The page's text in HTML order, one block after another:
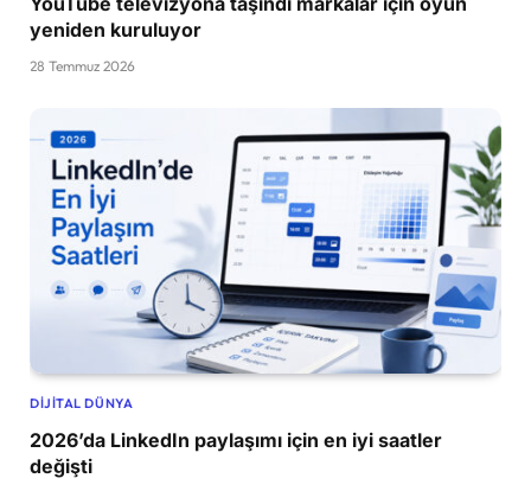
yeniden kuruluyor
28 Temmuz 2026
DIJITAL DÜNYA
2026’da LinkedIn paylaşımı için en iyi saatler
değişti